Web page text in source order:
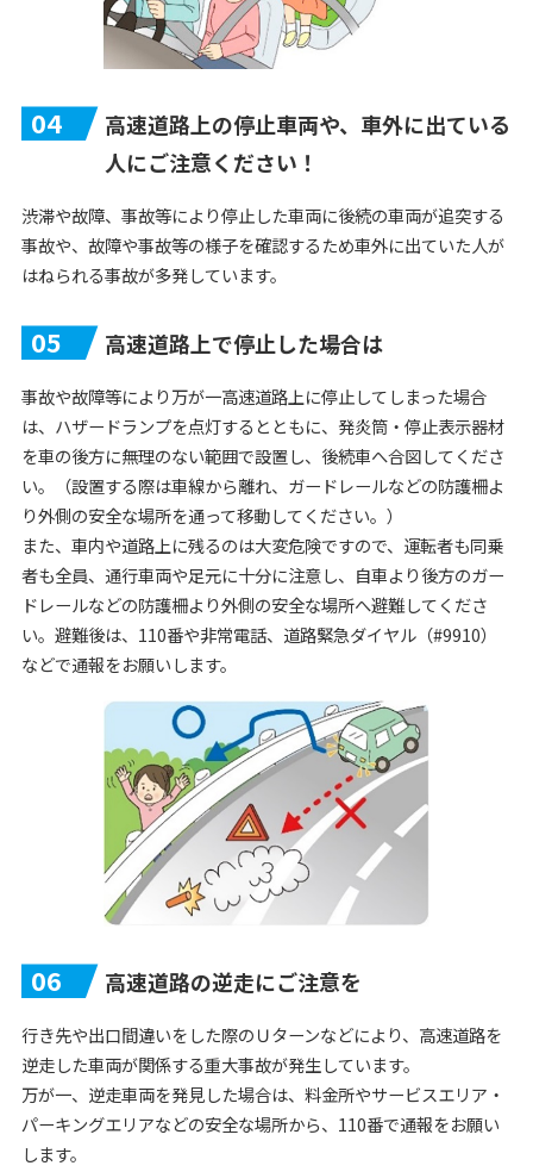
04
高速道路上の停止車両や、車外に出ている
人にご注意ください！
渋滞や故障、事故等により停止した車両に後続の車両が追突する
事故や、故障や事故等の様子を確認するため車外に出ていた人が
はねられる事故が多発しています。
05 高速道路上で停止した場合は
事故や故障等により万が一高速道路上に停止してしまった場合
は、ハザードランプを点灯するとともに、発炎筒・停止表示器材
を車の後方に無理のない範囲で設置し、後続車へ合図してくださ
い。（設置する際は車線から離れ、ガードレールなどの防護柵よ
り外側の安全な場所を通って移動してください。）
また、車内や道路上に残るのは大変危険ですので、運転者も同乗
者も全員、通行車両や足元に十分に注意し、自車より後方のガー
ドレールなどの防護柵より外側の安全な場所へ避難してくださ
い。避難後は、110番や非常電話、道路緊急ダイヤル（#9910）
などで通報をお願いします。
06 高速道路の逆走にご注意を
行き先や出口間違いをした際のＵターンなどにより、高速道路を
逆走した車両が関係する重大事故が発生しています。
万が一、逆走車両を発見した場合は、料金所やサービスエリア・
パーキングエリアなどの安全な場所から、110番で通報をお願い
します。